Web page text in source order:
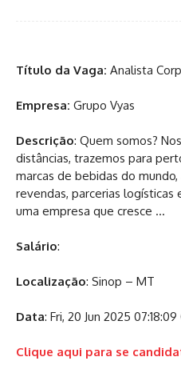
Título da Vaga: Analista
Empresa: Grupo Vyas
Descrição: Quem somos?
distâncias, trazemos para
marcas de bebidas do
revendas, parcerias logísticas
uma empresa que cresce …
Salário:
Localização: Sinop – MT
Data: Fri, 20 Jun 2025
Clique aqui para se